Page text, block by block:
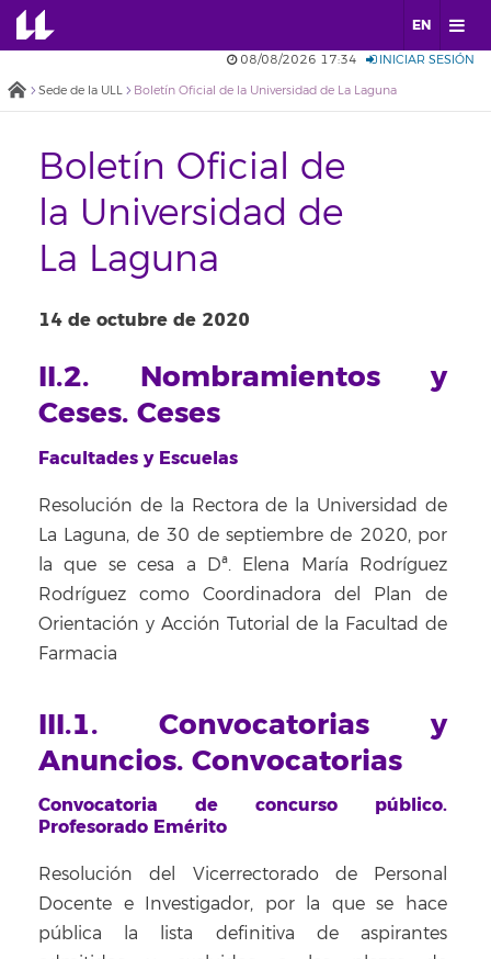
EN
08/08/2026 17:34 INICIAR SESIÓN
Sede de la ULL Boletín Oficial de la Universidad de La Laguna
Boletín Oficial de
la Universidad de
La Laguna
14 de octubre de 2020
II.2. Nombramientos y
Ceses. Ceses
Facultades y Escuelas
Resolución de la Rectora de la Universidad de
La Laguna, de 30 de septiembre de 2020, por
la que se cesa a Dª. Elena María Rodríguez
Rodríguez como Coordinadora del Plan de
Orientación y Acción Tutorial de la Facultad de
Farmacia
III.1. Convocatorias y
Anuncios. Convocatorias
Convocatoria de concurso público.
Profesorado Emérito
Resolución del Vicerrectorado de Personal
Docente e Investigador, por la que se hace
pública la lista definitiva de aspirantes